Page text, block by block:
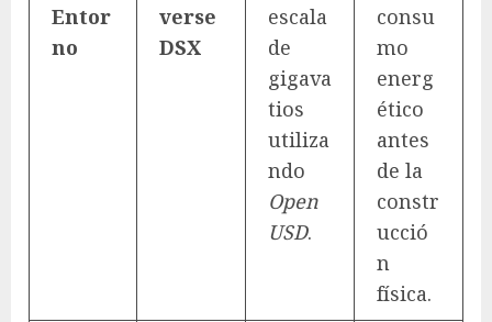
Entor
no
verse
DSX
escala
de
gigava
tios
utiliza
ndo
Open
USD.
consu
mo
energ
ético
antes
de la
constr
ucció
n
física.